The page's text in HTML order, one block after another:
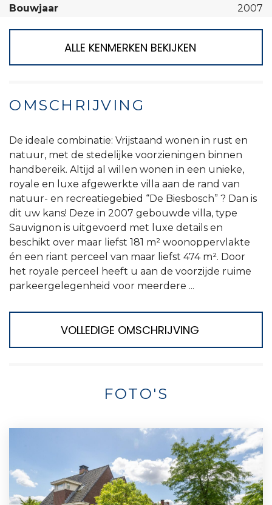
Bouwjaar
2007
ALLE KENMERKEN BEKIJKEN
OMSCHRIJVING
De ideale combinatie: Vrijstaand wonen in rust en
natuur, met de stedelijke voorzieningen binnen
handbereik. Altijd al willen wonen in een unieke,
royale en luxe afgewerkte villa aan de rand van
natuur- en recreatiegebied “De Biesbosch” ? Dan is
dit uw kans! Deze in 2007 gebouwde villa, type
Sauvignon is uitgevoerd met luxe details en
beschikt over maar liefst 181 m² woonoppervlakte
én een riant perceel van maar liefst 474 m². Door
het royale perceel heeft u aan de voorzijde ruime
parkeergelegenheid voor meerdere ...
VOLLEDIGE OMSCHRIJVING
FOTO'S